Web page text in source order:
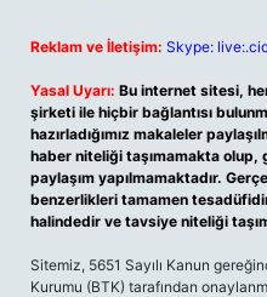
Reklam ve İletişim: Skype:
Yasal Uyarı: Bu internet sitesi,
şirketi ile hiçbir bağlantısı
hazırladığımız makaleler
haber niteliği taşımamakta olup,
paylaşım yapılmamaktadır.
benzerlikleri tamamen
halindedir ve tavsiye niteliği
Sitemiz, 5651 Sayılı Kanun
Kurumu (BTK) tarafından